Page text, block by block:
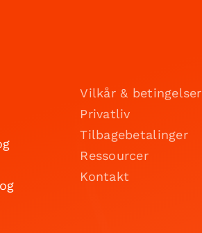
Vilkår & betingelser
Privatliv
Tilbagebetalinger
Ressourcer
Kontakt